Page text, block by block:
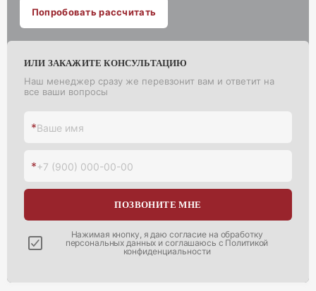
Высота подъема
Материал колес Резина
Размер ведущих колес
Размер подвилочных роликов
Тип гидроузла
Модель RHP
Страна производства
Примечание: Характеристики соответствуют заводским
Попробовать рассчитать
ИЛИ ЗАКАЖИТЕ КОНСУЛЬТАЦИЮ
Наш менеджер сразу же перевзонит вам и ответит на
все ваши вопросы
*Ваше имя
*+7 (900) 000-00-00
ПОЗВОНИТЕ МНЕ
Нажимая кнопку, я даю согласие на обработку
персональных данных и соглашаюсь с Политикой
конфиденциальности